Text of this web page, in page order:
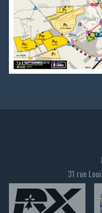
31 rue